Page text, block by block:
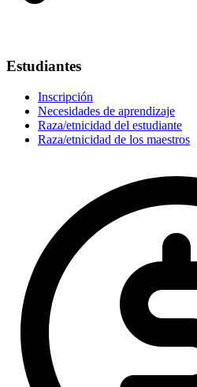
Estudiantes
Inscripción
Necesidades de aprendizaje
Raza/etnicidad del estudiante
Raza/etnicidad de los maestros